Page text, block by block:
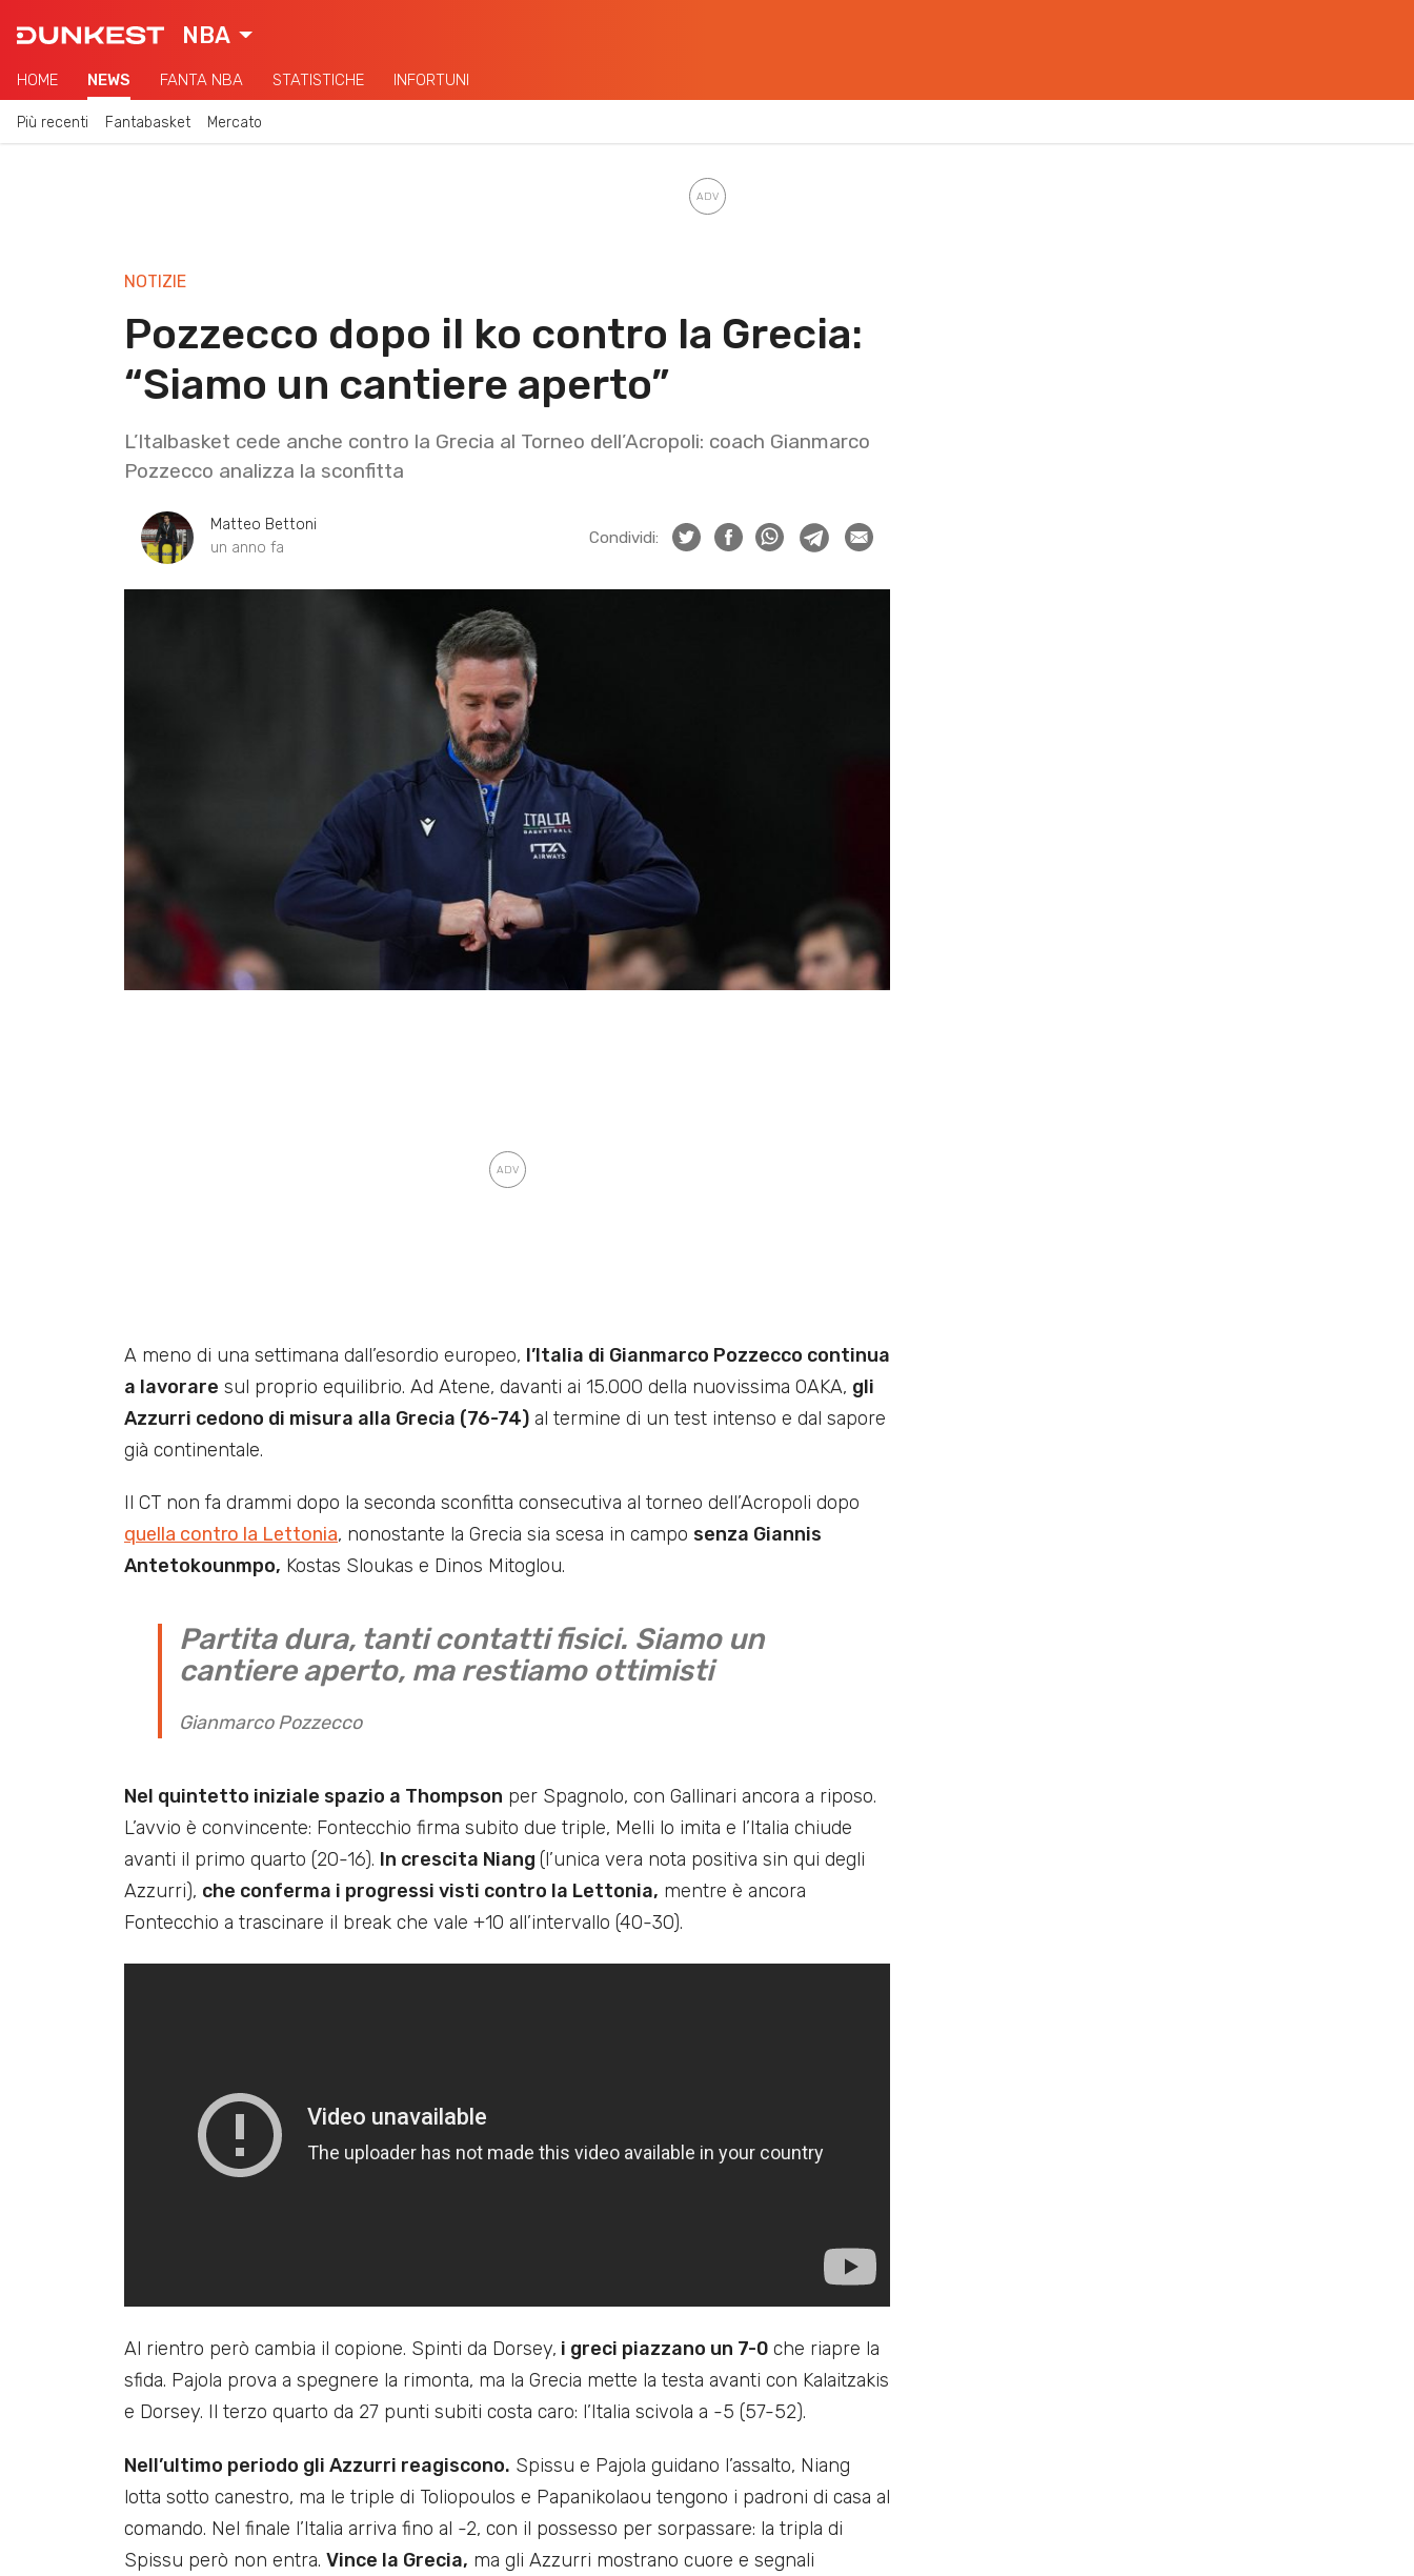
NBA
HOME NEWS FANTA NBA STATISTICHE INFORTUNI
Più recenti Fantabasket Mercato
NOTIZIE
Pozzecco dopo il ko contro la Grecia:
“Siamo un cantiere aperto”
L’Italbasket cede anche contro la Grecia al Torneo dell’Acropoli: coach Gianmarco
Pozzecco analizza la sconfitta
Matteo Bettoni
un anno fa
Condividi:
A meno di una settimana dall’esordio europeo, l’Italia di Gianmarco Pozzecco continua
a lavorare sul proprio equilibrio. Ad Atene, davanti ai 15.000 della nuovissima OAKA, gli
Azzurri cedono di misura alla Grecia (76-74) al termine di un test intenso e dal sapore
già continentale.
Il CT non fa drammi dopo la seconda sconfitta consecutiva al torneo dell’Acropoli dopo
quella contro la Lettonia, nonostante la Grecia sia scesa in campo senza Giannis
Antetokounmpo, Kostas Sloukas e Dinos Mitoglou.
Partita dura, tanti contatti fisici. Siamo un
cantiere aperto, ma restiamo ottimisti
Gianmarco Pozzecco
Nel quintetto iniziale spazio a Thompson per Spagnolo, con Gallinari ancora a riposo.
L’avvio è convincente: Fontecchio firma subito due triple, Melli lo imita e l’Italia chiude
avanti il primo quarto (20-16). In crescita Niang (l’unica vera nota positiva sin qui degli
Azzurri), che conferma i progressi visti contro la Lettonia, mentre è ancora
Fontecchio a trascinare il break che vale +10 all’intervallo (40-30).
Al rientro però cambia il copione. Spinti da Dorsey, i greci piazzano un 7-0 che riapre la
sfida. Pajola prova a spegnere la rimonta, ma la Grecia mette la testa avanti con Kalaitzakis
e Dorsey. Il terzo quarto da 27 punti subiti costa caro: l’Italia scivola a -5 (57-52).
Nell’ultimo periodo gli Azzurri reagiscono. Spissu e Pajola guidano l’assalto, Niang
lotta sotto canestro, ma le triple di Toliopoulos e Papanikolaou tengono i padroni di casa al
comando. Nel finale l’Italia arriva fino al -2, con il possesso per sorpassare: la tripla di
Spissu però non entra. Vince la Grecia, ma gli Azzurri mostrano cuore e segnali